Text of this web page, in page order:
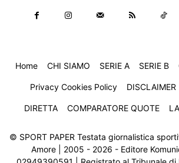
Home CHI SIAMO SERIE A SERIE B
Privacy Cookies Policy DISCLAIMER
DIRETTA COMPARATORE QUOTE
© SPORT PAPER Testata giornalistica
Amore | 2005 - 2026 - Editore